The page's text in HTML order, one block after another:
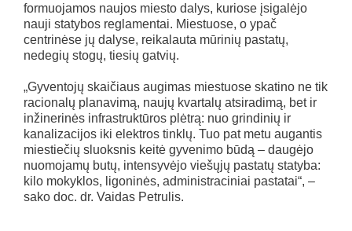
formuojamos naujos miesto dalys, kuriose įsigalėjo
nauji statybos reglamentai. Miestuose, o ypač
centrinėse jų dalyse, reikalauta mūrinių pastatų,
nedegių stogų, tiesių gatvių.
„Gyventojų skaičiaus augimas miestuose skatino ne tik
racionalų planavimą, naujų kvartalų atsiradimą, bet ir
inžinerinės infrastruktūros plėtrą: nuo grindinių ir
kanalizacijos iki elektros tinklų. Tuo pat metu augantis
miestiečių sluoksnis keitė gyvenimo būdą – daugėjo
nuomojamų butų, intensyvėjo viešųjų pastatų statyba:
kilo mokyklos, ligoninės, administraciniai pastatai“, –
sako doc. dr. Vaidas Petrulis.